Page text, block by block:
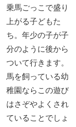
乗馬ごっこで盛り
上がる子どもた
ち。年少の子が子
分のように後から
ついて行きます。
馬を飼っている幼
稚園ならこの遊び
はさぞやよくされ
ていることでしょ